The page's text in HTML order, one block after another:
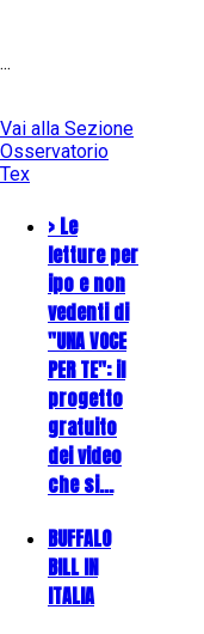
...
Vai alla Sezione
Osservatorio
Tex
> Le
letture per
ipo e non
vedenti di
"UNA VOCE
PER TE": il
progetto
gratuito
dei video
che si…
BUFFALO
BILL IN
ITALIA